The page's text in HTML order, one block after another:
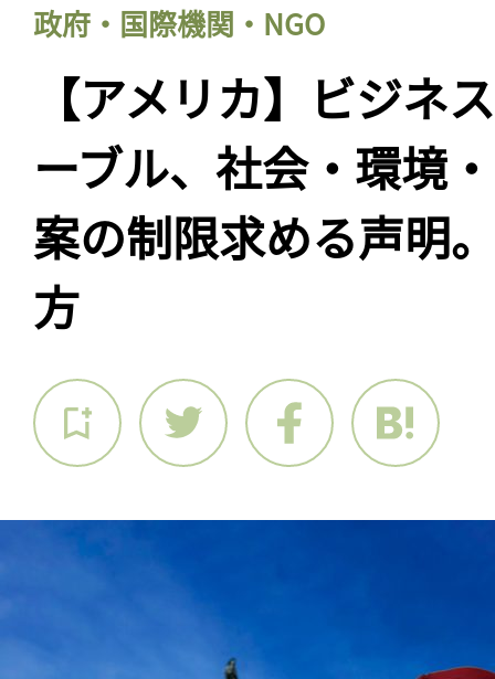
政府・国際機関・NGO
【アメリカ】ビジネ
ーブル、社会・環境
案の制限求める声明
方